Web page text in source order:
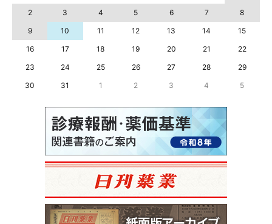
2
3 4 5 6 7
8
9
10 11 12 13 14
15
16
17 18 19 20 21
22
23
24 25 26 27 28
29
30
31 1 2 3 4 5